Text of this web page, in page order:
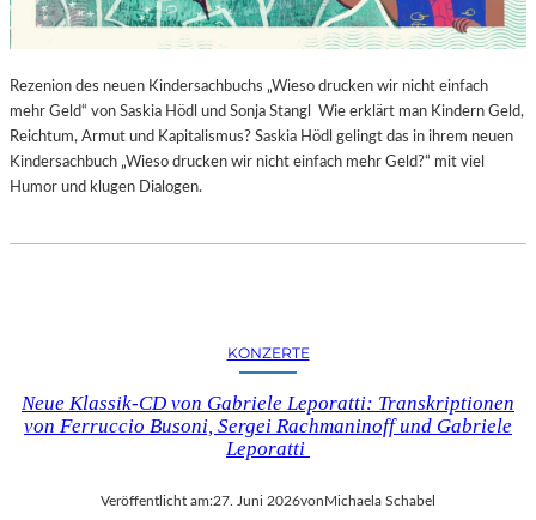
Rezenion des neuen Kindersachbuchs „Wieso drucken wir nicht einfach
mehr Geld“ von Saskia Hödl und Sonja Stangl Wie erklärt man Kindern Geld,
Reichtum, Armut und Kapitalismus? Saskia Hödl gelingt das in ihrem neuen
Kindersachbuch „Wieso drucken wir nicht einfach mehr Geld?“ mit viel
Humor und klugen Dialogen.
KONZERTE
Neue Klassik-CD von Gabriele Leporatti: Transkriptionen
von Ferruccio Busoni, Sergei Rachmaninoff und Gabriele
Leporatti
Veröffentlicht am:27. Juni 2026vonMichaela Schabel